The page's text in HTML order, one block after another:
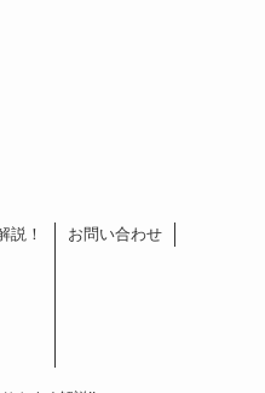
説！
お問い合わせ